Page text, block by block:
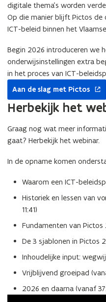
e
r
)
digitale thema’s worden
Op die manier blijft Pictos de
ICT-beleid binnen het
Begin 2026 introduceren we
onderwijsinstellingen extra
in het proces van ICT-
Aan de slag met Pictos
nieuw
venster
Herbekijk het
Graag nog wat meer
gaat? Herbekijk het webinar.
In de opname komen
Waarom een ICT-
Historiek en lessen van
11:41)
Fundamenten van Pictos
De 3 sjablonen in Pictos
Inhoudelijke input:
Vrijblijvend groeipad
2026 en daarna (vanaf